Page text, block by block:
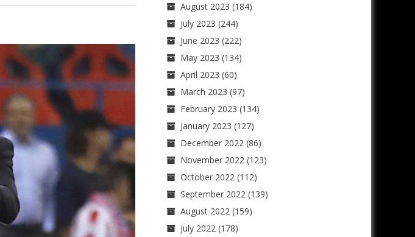
August 2023 (184)
July 2023 (244)
June 2023 (222)
May 2023 (134)
April 2023 (60)
March 2023 (97)
February 2023 (134)
January 2023 (127)
December 2022(86)
November 2022(123)
October 2022(112)
September 2022(139)
August 2022(159)
July 2022(178)